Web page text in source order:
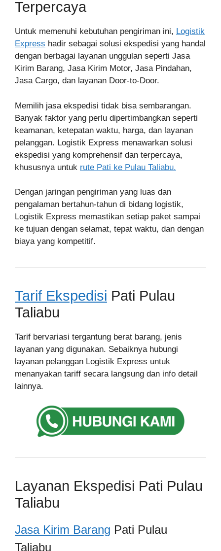
Terpercaya
Untuk memenuhi kebutuhan pengiriman ini, Logistik
Express hadir sebagai solusi ekspedisi yang handal
dengan berbagai layanan unggulan seperti Jasa
Kirim Barang, Jasa Kirim Motor, Jasa Pindahan,
Jasa Cargo, dan layanan Door-to-Door.
Memilih jasa ekspedisi tidak bisa sembarangan.
Banyak faktor yang perlu dipertimbangkan seperti
keamanan, ketepatan waktu, harga, dan layanan
pelanggan. Logistik Express menawarkan solusi
ekspedisi yang komprehensif dan terpercaya,
khususnya untuk rute Pati ke Pulau Taliabu.
Dengan jaringan pengiriman yang luas dan
pengalaman bertahun-tahun di bidang logistik,
Logistik Express memastikan setiap paket sampai
ke tujuan dengan selamat, tepat waktu, dan dengan
biaya yang kompetitif.
Tarif Ekspedisi Pati Pulau
Taliabu
Tarif bervariasi tergantung berat barang, jenis
layanan yang digunakan. Sebaiknya hubungi
layanan pelanggan Logistik Express untuk
menanyakan tariff secara langsung dan info detail
lainnya.
Layanan Ekspedisi Pati Pulau
Taliabu
Jasa Kirim Barang Pati Pulau
Taliabu